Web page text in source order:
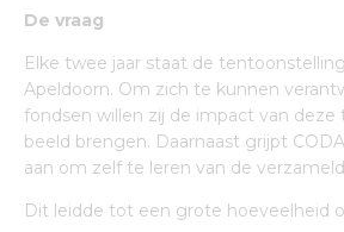
De vraag
Elke twee jaar staat de
Apeldoorn. Om zich te kunnen
fondsen willen zij de impact van
beeld brengen. Daarnaast grijpt
aan om zelf te leren van de
Dit leidde tot een grote hoeveelheid